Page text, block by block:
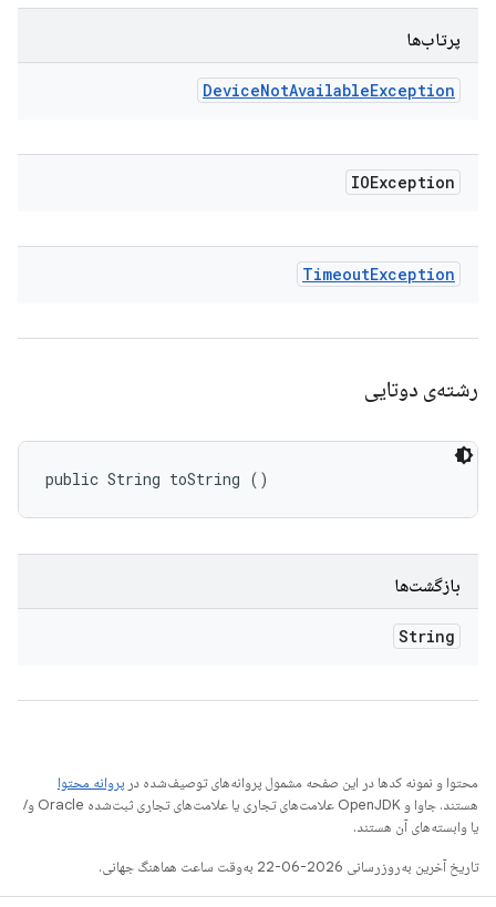
پرتاب‌ها
DeviceNotAvailableException
IOException
TimeoutException
رشته‌ی دوتایی
public String toString ()
بازگشت‌ها
String
محتوا و نمونه کدها در این صفحه مشمول پروانه‌های توصیف‌شده در پروانه محتوا
هستند. جاوا و OpenJDK علامت‌های تجاری یا علامت‌های تجاری ثبت‌شده Oracle و/
یا وابسته‌های آن هستند.
تاریخ آخرین به‌روزرسانی 2026-06-22 به‌وقت ساعت هماهنگ جهانی.